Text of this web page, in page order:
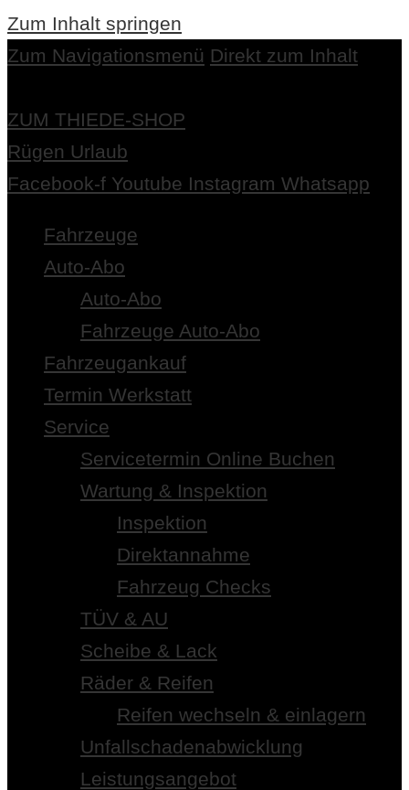
Zum Inhalt springen
Zum Navigationsmenü Direkt zum Inhalt
ZUM THIEDE-SHOP
Rügen Urlaub
Facebook-f Youtube Instagram Whatsapp
Fahrzeuge
Auto-Abo
Auto-Abo
Fahrzeuge Auto-Abo
Fahrzeugankauf
Termin Werkstatt
Service
Servicetermin Online Buchen
Wartung & Inspektion
Inspektion
Direktannahme
Fahrzeug Checks
TÜV & AU
Scheibe & Lack
Räder & Reifen
Reifen wechseln & einlagern
Unfallschadenabwicklung
Leistungsangebot